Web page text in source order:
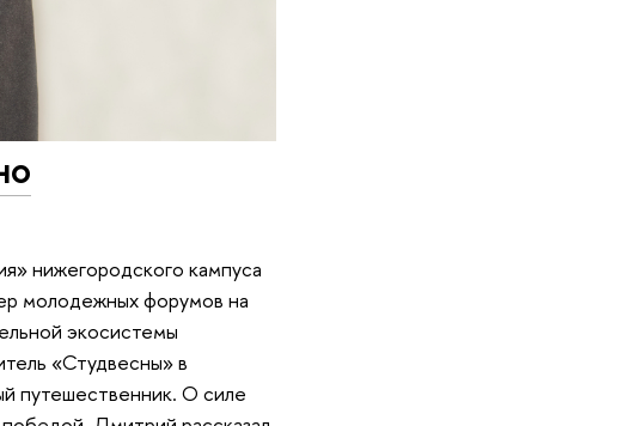
нижегородского кампуса
молодежных форумов на
экосистемы
«Студвесны» в
путешественник. О силе